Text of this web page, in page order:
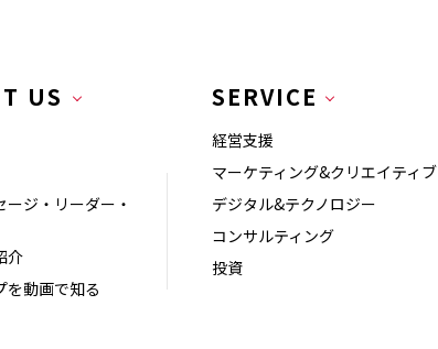
US
ージ・リーダー・
介
を動画で知る
SERVICE
経営支援
マーケティング&クリエイティブ
デジタル&テクノロジー
コンサルティング
投資